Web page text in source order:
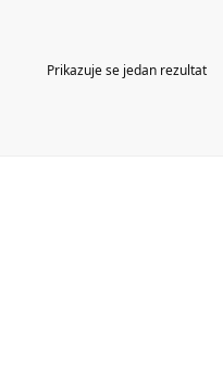
Prikazuje se jedan rezultat